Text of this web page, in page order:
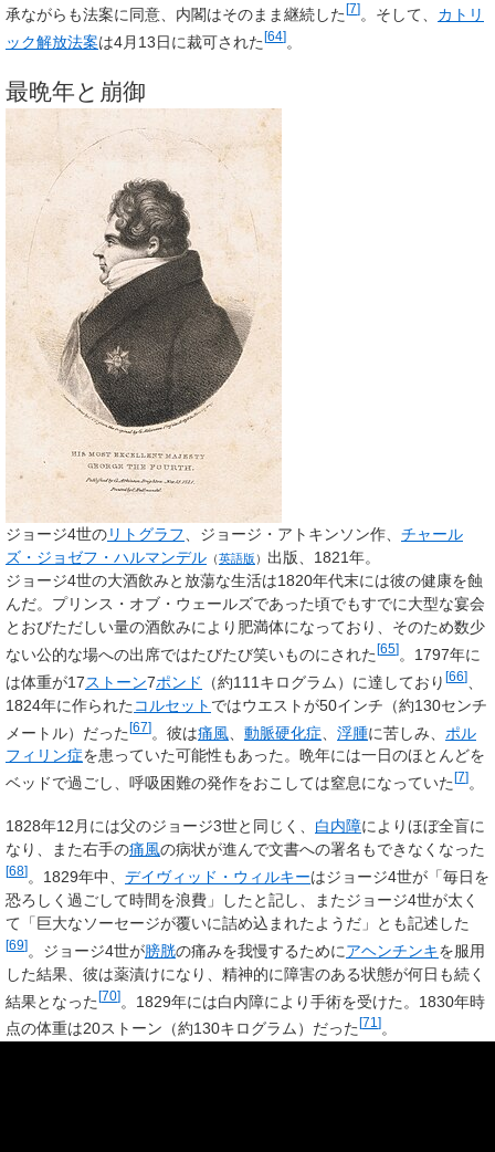
承ながらも法案に同意、内閣はそのまま継続した [7] 。そして、 カトリ
ック解放法案は4月13日に裁可された[64]。
最晩年と崩御
ジョージ4世のリトグラフ 、ジョージ・アトキンソン作、 チャール
ズ・ジョゼフ・ハルマンデル （英語版 ） 出版、1821年。
ジョージ4世の大酒飲みと放蕩な生活は1820年代末には彼の健康を蝕
んだ。プリンス・オブ・ウェールズであった頃でもすでに大型な宴会
とおびただしい量の酒飲みにより肥満体になっており、そのため数少
ない公的な場への出席ではたびたび笑いものにされた [65] 。1797年に
は体重が17ストーン7ポンド （約111キログラム）に達しており [66]
1824年に作られた コルセット ではウエストが50インチ（約130センチ
メートル）だった[67] 。彼は痛風 動脈硬化症 浮腫に苦しみ、 ポル
フィリン症を患っていた可能性もあった。晩年には一日のほとんどを
ベッドで過ごし、呼吸困難の発作をおこしては窒息になっていた [7] 。
1828年12月には父のジョージ3世と同じく、 白内障によりほぼ全盲に
なり、また右手の痛風の病状が進んで文書への署名もできなくなった
[68] 。1829年中、 デイヴィッド・ウィルキーはジョージ4世が「毎日を
恐ろしく過ごして時間を浪費」したと記し、またジョージ4世が太く
て「巨大なソーセージが覆いに詰め込まれたようだ」とも記述した
[69] 。ジョージ4世が膀胱の痛みを我慢するためにアヘンチンキを服用
した結果、彼は薬漬けになり、精神的に障害のある状態が何日も続く
結果となった[70]。1829年には白内障により手術を受けた。1830年時
点の体重は20ストーン（約130キログラム）だった [71 ] 。